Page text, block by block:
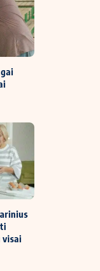
finansai
naujienos
visai